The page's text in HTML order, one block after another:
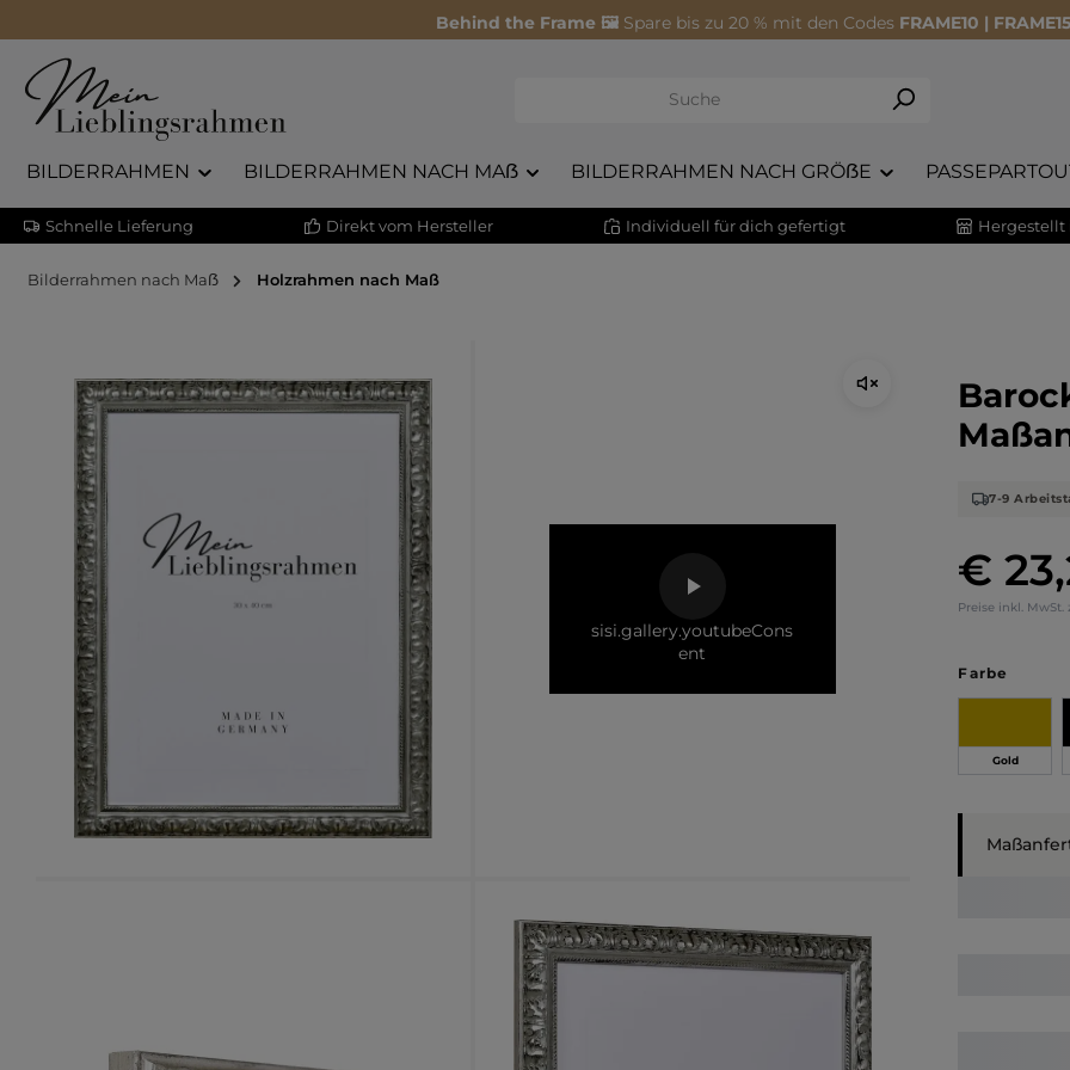
Behind the Frame 🖼️ Spare bis zu 20 % mit den Codes FRAME10 |
BILDERRAHMEN BILDERRAHMEN NACH MAẞ BILDERRAHMEN NACH GRÖẞE
Schnelle Lieferung Direkt vom Hersteller Individuell für dich gefertigt Hergestellt
Bilderrahmen nach Maẞ Holzrahmen nach Maß
sisi.gallery.youtubeCons
ent
Regulärer
€
Preise inkl. MwSt.
7-9
Farbe
Gold